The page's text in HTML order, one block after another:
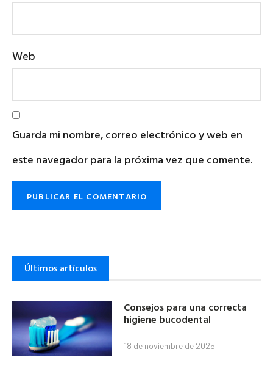
Web
Guarda mi nombre, correo electrónico y web en
este navegador para la próxima vez que comente.
Últimos artículos
Consejos para una correcta
higiene bucodental
18 de noviembre de 2025